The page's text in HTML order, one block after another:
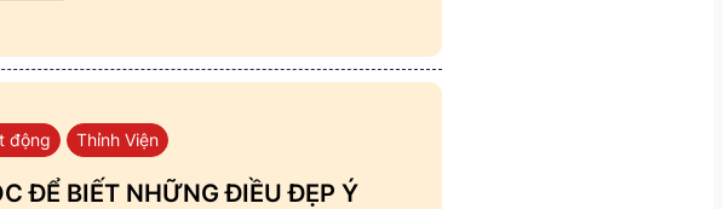
động Thỉnh Viện
ĐỂ BIẾT NHỮNG ĐIỀU ĐẸP Ý